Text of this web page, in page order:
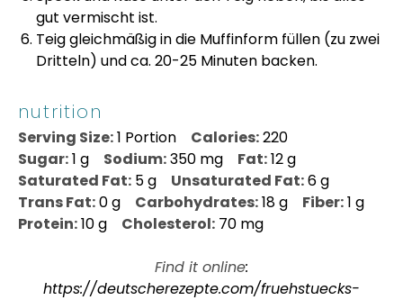
gut vermischt ist.
Teig gleichmäßig in die Muffinform füllen (zu zwei
Dritteln) und ca. 20-25 Minuten backen.
nutrition
Serving Size:1 Portion Calories:220
Sugar:1 g Sodium:350 mg Fat:12 g
Saturated Fat: 5 g Unsaturated Fat:6 g
Trans Fat:0 g Carbohydrates:18 g Fiber:1 g
Protein:10 g Cholesterol: 70 mg
Find it online:
https://deutscherezepte.com/fruehstuecks-